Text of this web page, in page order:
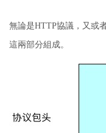
無論是HTTP協議，又或
這兩部分組成。